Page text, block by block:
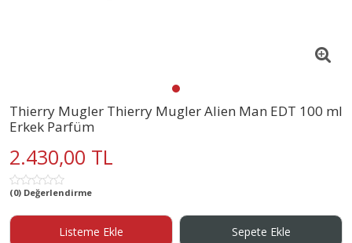
Thierry Mugler Thierry Mugler Alien Man EDT 100 ml
Erkek Parfüm
2.430,00 TL
(0) Değerlendirme
Listeme Ekle Sepete Ekle